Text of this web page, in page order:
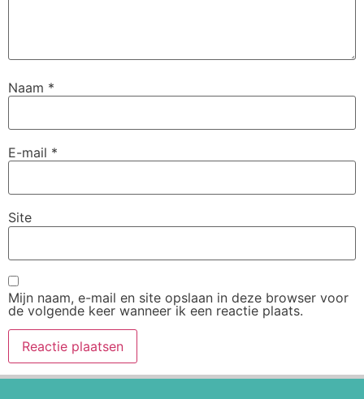
Naam *
E-mail *
Site
Mijn naam, e-mail en site opslaan in deze browser voor
de volgende keer wanneer ik een reactie plaats.